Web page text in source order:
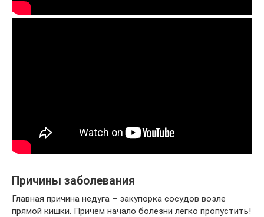
Причины заболевания
Главная причина недуга – закупорка сосудов возле
прямой кишки. Причём начало болезни легко пропустить!